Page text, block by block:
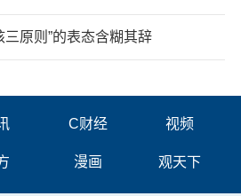
三原则”的表态含糊其辞
C财经 视频
漫画 观天下